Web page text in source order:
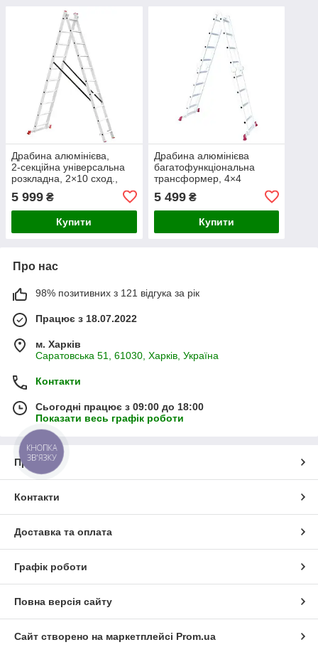
Драбина алюмінієва,
2‑секційна універсальна
розкладна, 2×10 сход.,
4,81 м, 150 кг INTERTOOL
LT-0210
5 999 ₴
Купити
Драбина алюмінієва
багатофункціональна
трансформер, 4×4
сходинки, 4,70 м, 150 кг
INTERTOOL LT-0029
5 499₴
Купити
Про нас
98% позитивних з 121 відгука за рік
Працює з 18.07.2022
м. Харків
Саратовська 51, 61030, Харків, Україна
Контакти
Сьогодні працює з 09:00 до 18:00
Показати весь графік роботи
Про нас
Контакти
Доставка та оплата
Графік роботи
Повна версія сайту
Сайт створено на маркетплейсі Prom.ua
КНОПКА
ЗВ'ЯЗКУ